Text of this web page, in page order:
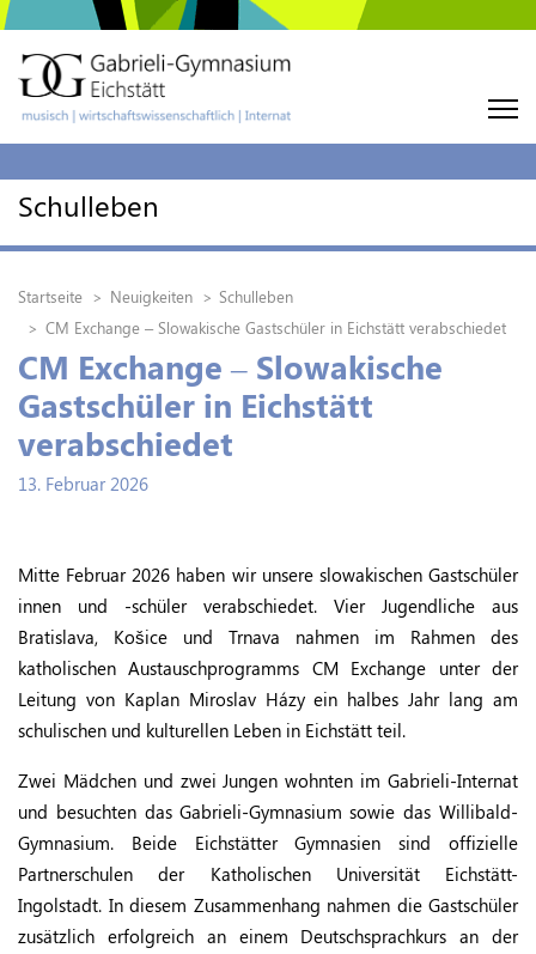
Schulleben
Startseite Neuigkeiten
Schulleben
CM Exchange – Slowakische Gastschüler in Eichstätt verabschiedet
CM Exchange – Slowakische
Gastschüler in Eichstätt
verabschiedet
13. Februar 2026
Mitte Februar 2026 haben wir unsere slowakischen Gastschüler
innen und -schüler verabschiedet. Vier Jugendliche aus
Bratislava, Košice und Trnava nahmen im Rahmen des
katholischen Austauschprogramms CM Exchange unter der
Leitung von Kaplan Miroslav Házy ein halbes Jahr lang am
schulischen und kulturellen Leben in Eichstätt teil.
Zwei Mädchen und zwei Jungen wohnten im Gabrieli-Internat
und besuchten das Gabrieli-Gymnasium sowie das Willibald-
Gymnasium. Beide Eichstätter Gymnasien sind offizielle
Partnerschulen der Katholischen Universität Eichstätt-
Ingolstadt. In diesem Zusammenhang nahmen die Gastschüler
zusätzlich erfolgreich an einem Deutschsprachkurs an der